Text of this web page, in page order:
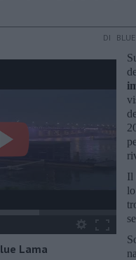
DI
Lama
Il